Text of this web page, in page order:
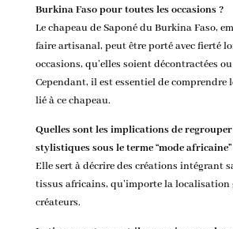
Burkina Faso pour toutes les occasions ?
Le chapeau de Saponé du Burkina Faso,
faire artisanal, peut être porté avec fierté
occasions, qu’elles soient décontractées
Cependant, il est essentiel de comprendre
lié à ce chapeau.
Quelles sont les implications de
stylistiques sous le terme “mode africaine”
Elle sert à décrire des créations intégrant
tissus africains, qu’importe la localisation
créateurs.